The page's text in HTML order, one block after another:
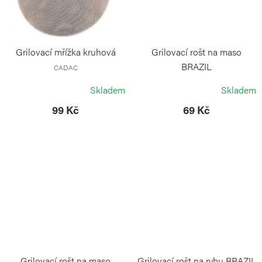
Grilovací mřížka kruhová
CADAC
Skladem
99 Kč
Grilovací rošt na maso
BRAZIL
Skladem
69 Kč